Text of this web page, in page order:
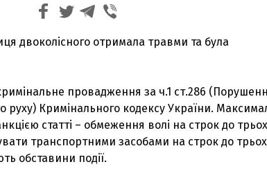
двоколісного отримала травми та була
провадження за ч.1 ст.286
руху) Кримінального кодексу України.
статті – обмеження волі на строк до
транспортними засобами на строк до трьох
обставини події.